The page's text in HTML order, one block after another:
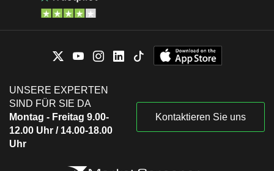
UNSERE EXPERTEN
SIND FÜR SIE DA
Montag - Freitag 9.00-
12.00 Uhr / 14.00-18.00
Uhr
Kontaktieren Sie uns